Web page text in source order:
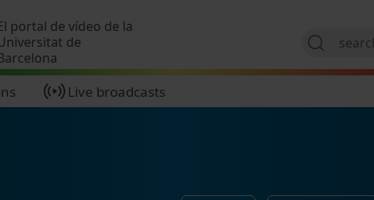
portal de vídeo de la
de
Live broadcasts